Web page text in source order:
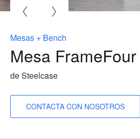
Mesas + Bench
Mesa FrameFour
de Steelcase
CONTACTA CON NOSOTROS